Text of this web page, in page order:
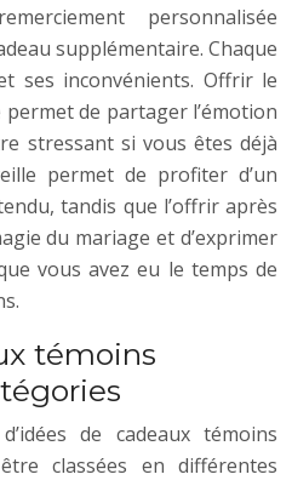
personnalisée
supplémentaire. Chaque
ses inconvénients. Offrir le
de partager l’émotion
stressant si vous êtes déjà
permet de profiter d’un
tandis que l’offrir après
du mariage et d’exprimer
vous avez eu le temps de
témoins
de cadeaux témoins
classées en différentes